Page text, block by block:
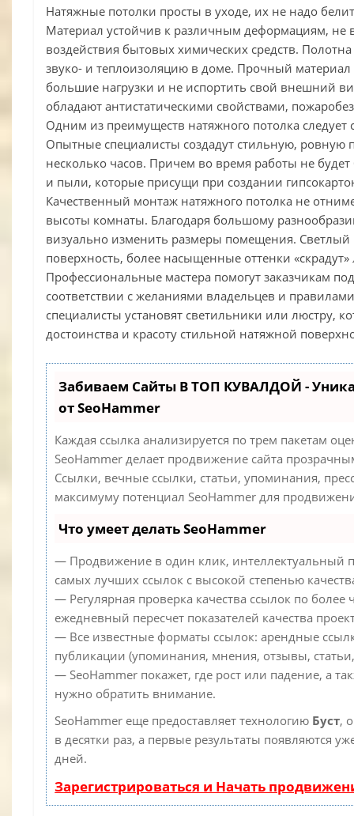
Натяжные потолки просты в уходе, их не надо
Материал устойчив к различным деформациям, не
воздействия бытовых химических средств.
звуко- и теплоизоляцию в доме. Прочный
большие нагрузки и не испортить свой внешний
обладают антистатическими свойствами,
Одним из преимуществ натяжного потолка следует
Опытные специалисты создадут стильную, ровную
несколько часов. Причем во время работы не
и пыли, которые присущи при создании
Качественный монтаж натяжного потолка не
высоты комнаты. Благодаря большому
визуально изменить размеры помещения. Светлый
поверхность, более насыщенные оттенки
Профессиональные мастера помогут заказчикам
соответствии с желаниями владельцев и
специалисты установят светильники или люстру,
достоинства и красоту стильной натяжной
Забиваем Сайты В ТОП КУВАЛДОЙ -
от SeoHammer
Каждая ссылка анализируется по трем пакетам
SeoHammer делает продвижение сайта
Ссылки, вечные ссылки, статьи, упоминания,
максимуму потенциал SeoHammer для
Что умеет делать SeoHammer
— Продвижение в один клик, интеллектуальный
самых лучших ссылок с высокой степенью
— Регулярная проверка качества ссылок по более
ежедневный пересчет показателей качества
— Все известные форматы ссылок: арендные
публикации (упоминания, мнения, отзывы,
— SeoHammer покажет, где рост или падение, а
нужно обратить внимание.
SeoHammer еще предоставляет технологию Буст,
в десятки раз, а первые результаты появляются
дней.
Зарегистрироваться и Начать